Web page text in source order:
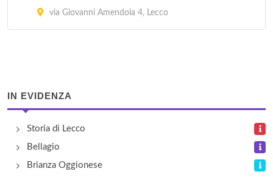
via Giovanni Amendola 4, Lecco
IN EVIDENZA
Storia di Lecco
Bellagio
Brianza Oggionese